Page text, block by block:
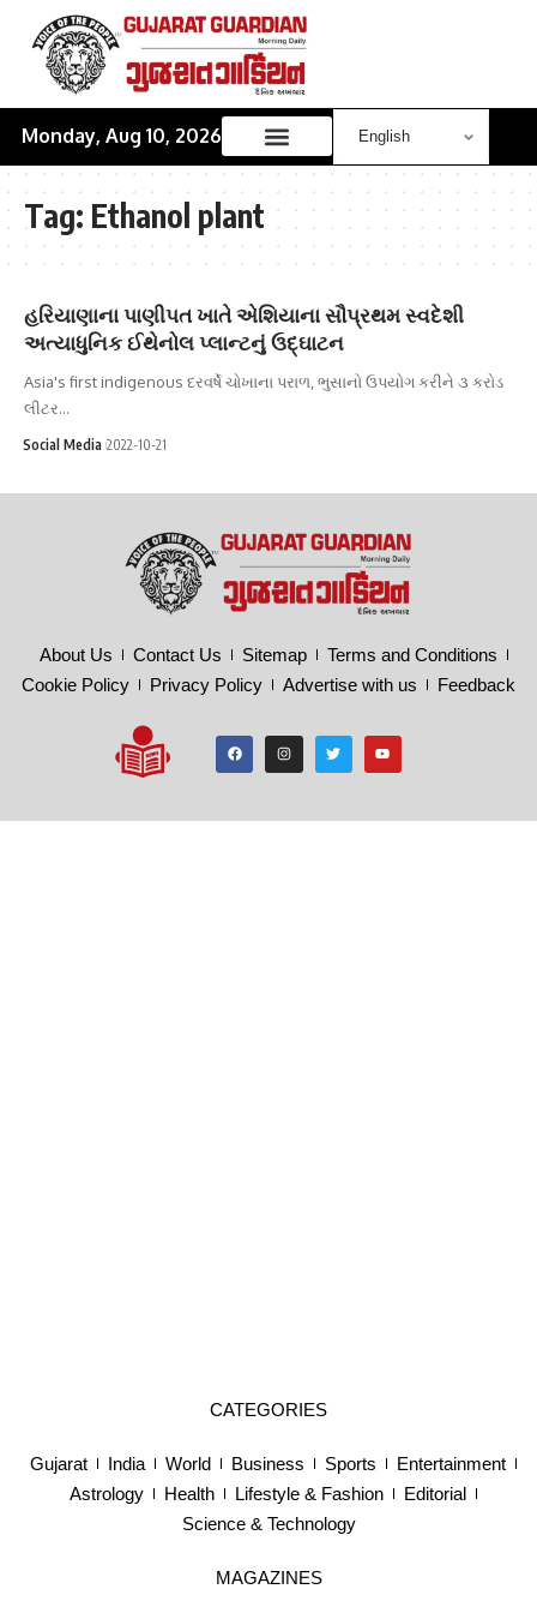
Monday, Aug 10, 2026
Tag: Ethanol plant
હરિયાણાના પાણીપત ખાતે એશિયાના સૌપ્રથમ સ્વદેશી
અત્યાધુનિક ઈથેનોલ પ્લાન્ટનું ઉદ્‍ઘાટન
Asia's first indigenous દરવર્ષે ચોખાના પરાળ, ભુસાનો ઉપયોગ કરીને ૩ કરોડ
લીટર…
Social Media 2022-10-21
About Us Contact Us Sitemap
Terms and Conditions
Cookie Policy
Privacy Policy Advertise with us Feedback
CATEGORIES
Gujarat India World Business Sports
Entertainment
Astrology
Health Lifestyle & Fashion
Editorial
Science & Technology
MAGAZINES